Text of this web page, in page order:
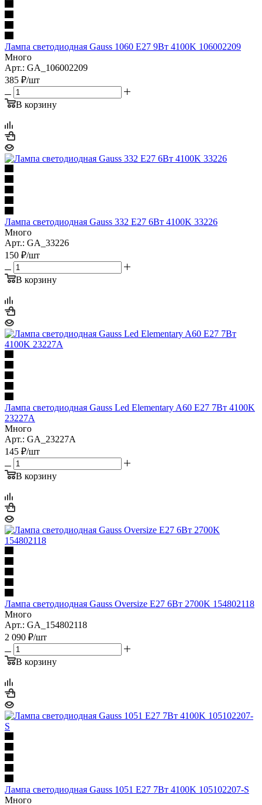
Лампа светодиодная Gauss 1060 E27 9Вт 4100K 106002209
Много
Арт.: GA_106002209
385 ₽/шт
В корзину
Лампа светодиодная Gauss 332 E27 6Вт 4100K 33226
Много
Арт.: GA_33226
150 ₽/шт
В корзину
Лампа светодиодная Gauss Led Elementary A60 E27 7Вт 4100K
23227A
Много
Арт.: GA_23227A
145 ₽/шт
В корзину
Лампа светодиодная Gauss Oversize E27 6Вт 2700K 154802118
Много
Арт.: GA_154802118
2 090 ₽/шт
В корзину
Лампа светодиодная Gauss 1051 E27 7Вт 4100K 105102207-S
Много